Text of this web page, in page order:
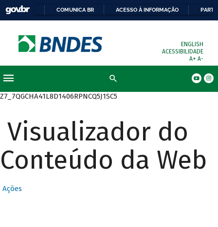
COMUNICA BR ACESSO À INFORMAÇÃO
ENGLISH
ACESSIBILIDADE
A+ A-
Z7_7QGCHA41L8D1406RPNCQ5J1SC5
Visualizador do
Conteúdo da Web
Ações